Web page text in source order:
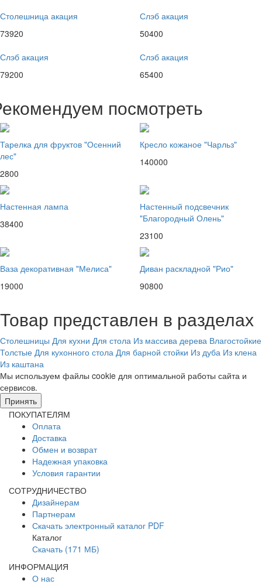
Столешница акация
73920
Слэб акация
50400
Слэб акация
79200
Слэб акация
65400
посмотреть
Тарелка для фруктов "Осенний
лес"
2800
Кресло кожаное "Чарльз"
140000
Настенная лампа
38400
Настенный подсвечник
"Благородный Олень"
23100
Ваза декоративная "Мелиса"
19000
Диван раскладной "Рио"
90800
Товар представлен в разделах
Столешницы Для кухни Для стола Из массива дерева Влагостойкие
Толстые Для кухонного стола Для барной стойки Из дуба Из клена
Из каштана
Мы используем файлы cookie для оптимальной работы сайта и
сервисов.
Принять
ПОКУПАТЕЛЯМ
Оплата
Доставка
Обмен и возврат
Надежная упаковка
Условия гарантии
СОТРУДНИЧЕСТВО
Дизайнерам
Партнерам
Скачать электронный каталог PDF
Каталог
Скачать (171 МБ)
ИНФОРМАЦИЯ
О нас